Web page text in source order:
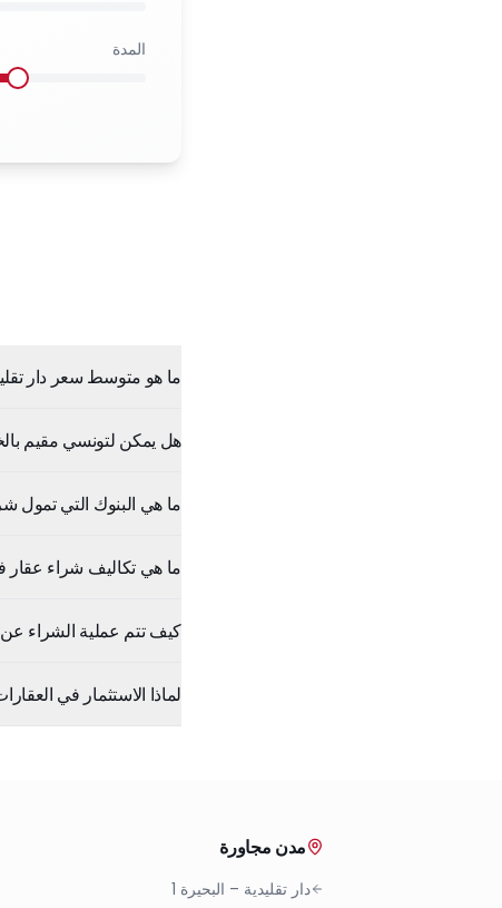
المدة
ما هو متوسط سعر دار
هل يمكن لتونسي مقيم
ما هي البنوك التي تمول
ما هي تكاليف شراء
كيف تتم عملية الشراء عن
لماذا الاستثمار في
مدن مجاورة
دار تقليدية – البحيرة 1